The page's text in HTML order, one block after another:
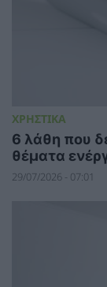
ΧΡΗΣΤΙΚΑ
6 λάθη που
θέματα
29/07/2026 - 07:01